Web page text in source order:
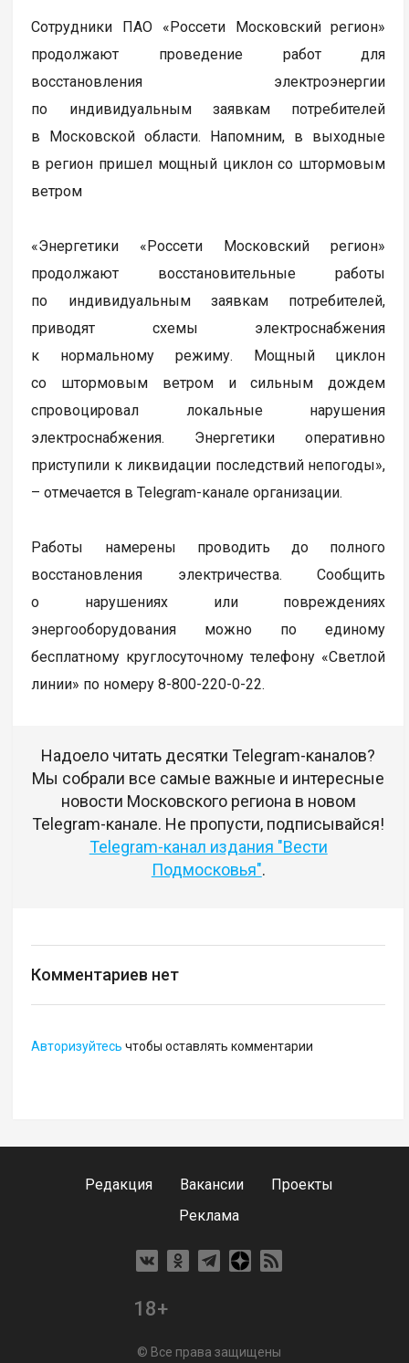
Сотрудники ПАО «Россети Московский регион»
продолжают проведение работ для
восстановления электроэнергии
по индивидуальным заявкам потребителей
в Московской области. Напомним, в выходные
в регион пришел мощный циклон со штормовым
ветром
«Энергетики «Россети Московский регион»
продолжают восстановительные работы
по индивидуальным заявкам потребителей,
приводят схемы электроснабжения
к нормальному режиму. Мощный циклон
со штормовым ветром и сильным дождем
спровоцировал локальные нарушения
электроснабжения. Энергетики оперативно
приступили к ликвидации последствий непогоды»,
– отмечается в Telegram-канале организации.
Работы намерены проводить до полного
восстановления электричества. Сообщить
о нарушениях или повреждениях
энергооборудования можно по единому
бесплатному круглосуточному телефону «Светлой
линии» по номеру 8-800-220-0-22.
Надоело читать десятки Telegram-каналов?
Мы собрали все самые важные и интересные
новости Московского региона в новом
Telegram-канале. Не пропусти, подписывайся!
Telegram-канал издания "Вести
Подмосковья".
Комментариев нет
Авторизуйтесь чтобы оставлять комментарии
Редакция Вакансии
Проекты
Реклама
18+
© Все права защищены